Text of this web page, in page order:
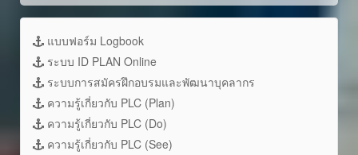
แบบฟอร์ม Logbook
ระบบ ID PLAN Online
ระบบการสมัครฝึกอบรมและพัฒนาบุคลากร
ความรู้เกี่ยวกับ PLC (Plan)
ความรู้เกี่ยวกับ PLC (Do)
ความรู้เกี่ยวกับ PLC (See)